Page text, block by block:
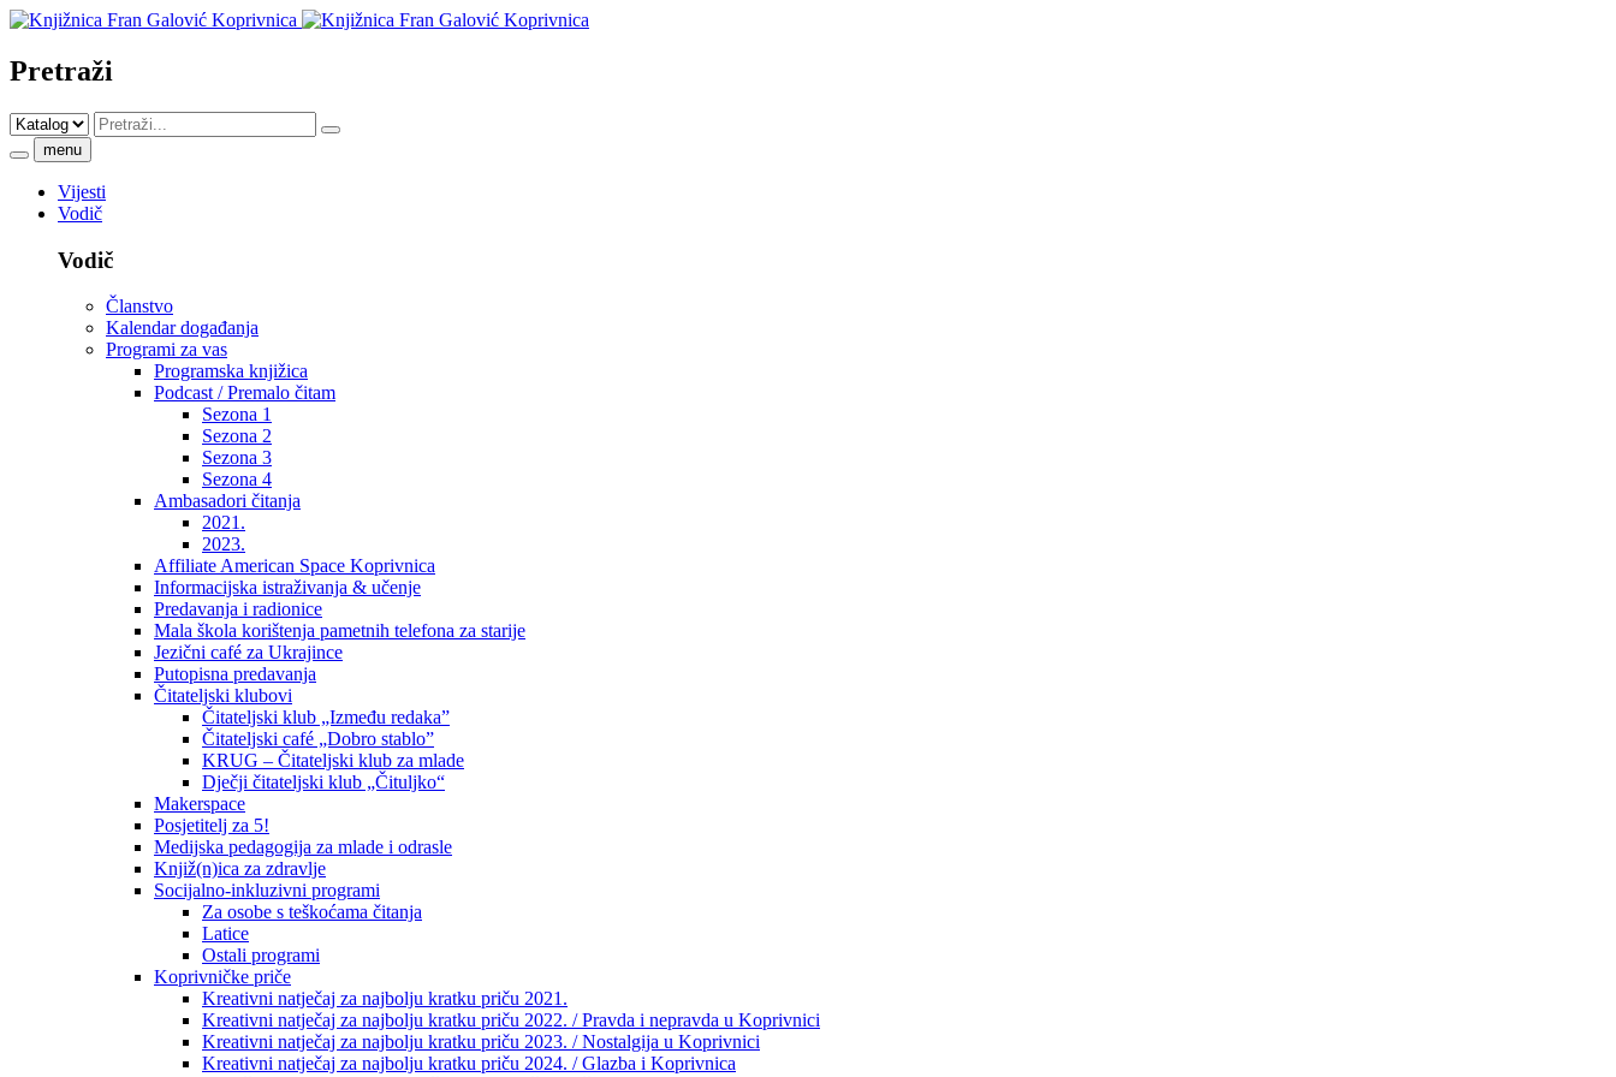
Pretraži
menu
Vijesti
Vodič
Vodič
Članstvo
Kalendar događanja
Programi za vas
Programska knjižica
Podcast / Premalo čitam
Sezona 1
Sezona 2
Sezona 3
Sezona 4
Ambasadori čitanja
2021.
2023.
Affiliate American Space Koprivnica
Informacijska istraživanja & učenje
Predavanja i radionice
Mala škola korištenja pametnih telefona za starije
Jezični café za Ukrajince
Putopisna predavanja
Čitateljski klubovi
Čitateljski klub „Između redaka”
Čitateljski café „Dobro stablo”
KRUG – Čitateljski klub za mlade
Dječji čitateljski klub „Čituljko“
Makerspace
Posjetitelj za 5!
Medijska pedagogija za mlade i odrasle
Knjiž(n)ica za zdravlje
Socijalno-inkluzivni programi
Za osobe s teškoćama čitanja
Latice
Ostali programi
Koprivničke priče
Kreativni natječaj za najbolju kratku priču 2021.
Kreativni natječaj za najbolju kratku priču 2022. / Pravda i nepravda u Koprivnici
Kreativni natječaj za najbolju kratku priču 2023. / Nostalgija u Koprivnici
Kreativni natječaj za najbolju kratku priču 2024. / Glazba i Koprivnica